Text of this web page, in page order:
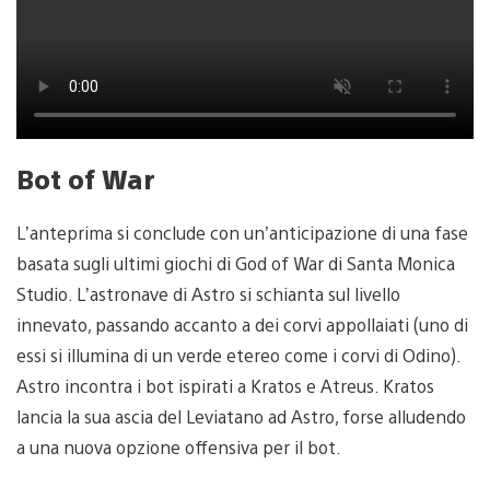
Bot of War
L’anteprima si conclude con un’anticipazione di una fase
basata sugli ultimi giochi di God of War di Santa Monica
Studio. L’astronave di Astro si schianta sul livello
innevato, passando accanto a dei corvi appollaiati (uno di
essi si illumina di un verde etereo come i corvi di Odino).
Astro incontra i bot ispirati a Kratos e Atreus. Kratos
lancia la sua ascia del Leviatano ad Astro, forse alludendo
a una nuova opzione offensiva per il bot.